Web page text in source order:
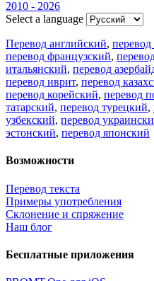
2010 - 2026
Select a language
Перевод английский, перевод
перевод французский,
итальянский, перевод
перевод иврит, перевод
перевод корейский, перевод
татарский, перевод турецкий,
узбекский, перевод
эстонский, перевод японский
Возможности
Перевод текста
Примеры употребления
Склонение и спряжение
Наш блог
Бесплатные приложения